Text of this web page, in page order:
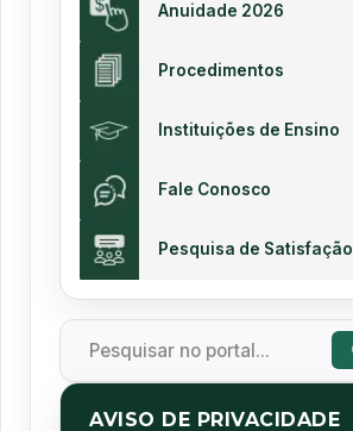
Anuidade 2026
Procedimentos
Instituições de Ensino
Fale Conosco
Pesquisa de Satisfação
AVISO DE PRIVACIDADE